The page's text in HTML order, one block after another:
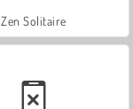
Zen Solitaire